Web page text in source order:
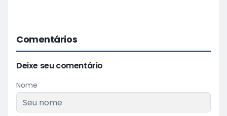
Comentários
Deixe seu comentário
Nome